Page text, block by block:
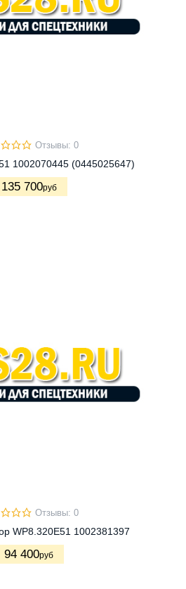
Отзывы: 0
1002070445 (0445025647)
135 700руб
Отзывы: 0
WP8.320E51 1002381397
94 400руб